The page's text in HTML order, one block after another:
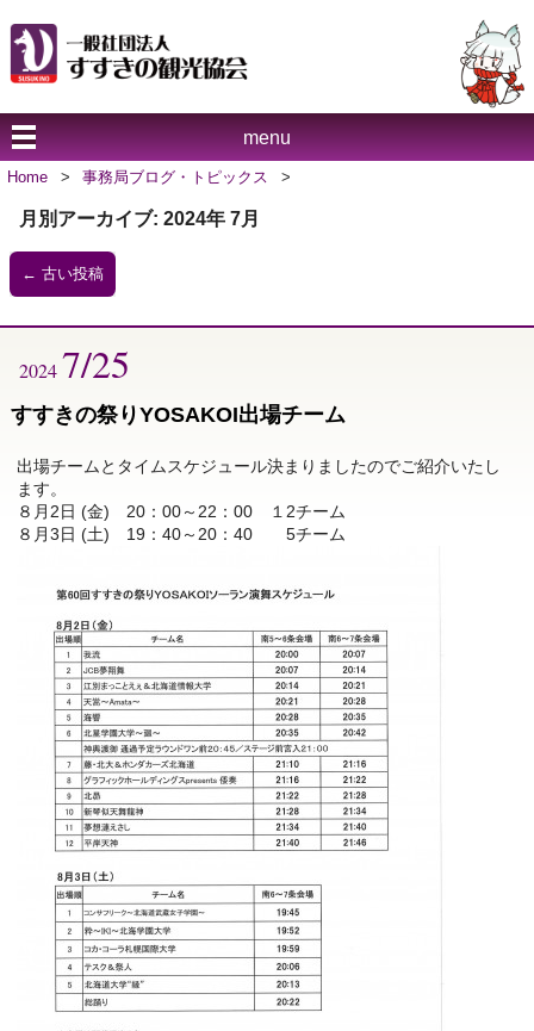
menu
Home > 事務局ブログ・トピックス >
月別アーカイブ: 2024年 7月
← 古い投稿
20247/25
すすきの祭りYOSAKOI出場チーム
出場チームとタイムスケジュール決まりましたのでご紹介いたし
ます。
８月2日 (金) 20：00～22：00 １2チーム
８月3日 (土) 19：40～20：40 5チーム